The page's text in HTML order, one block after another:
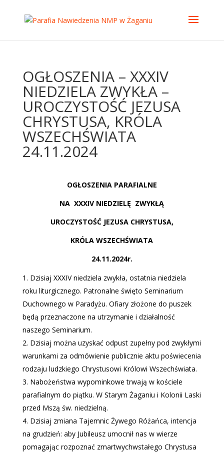
OGŁOSZENIA – XXXIV
NIEDZIELA ZWYKŁA –
UROCZYSTOŚĆ JEZUSA
CHRYSTUSA, KRÓLA
WSZECHŚWIATA
24.11.2024
OGŁOSZENIA PARAFIALNE
NA XXXIV NIEDZIELĘ ZWYKŁĄ
UROCZYSTOŚĆ JEZUSA CHRYSTUSA,
KRÓLA WSZECHŚWIATA
24.11.2024r.
Dzisiaj XXXIV niedziela zwykła, ostatnia niedziela
roku liturgicznego. Patronalne święto Seminarium
Duchownego w Paradyżu. Ofiary złożone do puszek
będą przeznaczone na utrzymanie i działalność
naszego Seminarium.
Dzisiaj można uzyskać odpust zupełny pod zwykłymi
warunkami za odmówienie publicznie aktu poświecenia
rodzaju ludzkiego Chrystusowi Królowi Wszechświata.
Nabożeństwa wypominkowe trwają w kościele
parafialnym do piątku. W Starym Żaganiu i Kolonii Laski
przed Mszą św. niedzielną.
Dzisiaj zmiana Tajemnic Żywego Różańca, intencja
na grudzień: aby Jubileusz umocnił nas w wierze
pomagając rozpoznać zmartwychwstałego Chrystusa